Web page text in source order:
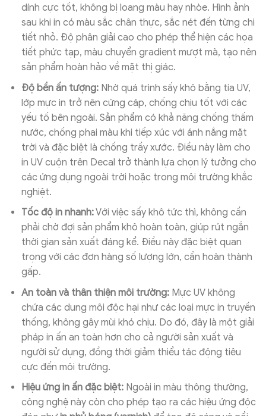
dính cực tốt, không bị loang màu hay nhòe. Hình ảnh
sau khi in có màu sắc chân thực, sắc nét đến từng chi
tiết nhỏ. Độ phân giải cao cho phép thể hiện các họa
tiết phức tạp, màu chuyển gradient mượt mà, tạo nên
sản phẩm hoàn hảo về mặt thị giác.
Độ bền ấn tượng:Nhờ quá trình sấy khô bằng tia UV,
lớp mực in trở nên cứng cáp, chống chịu tốt với các
yếu tố bên ngoài. Sản phẩm có khả năng chống thấm
nước, chống phai màu khi tiếp xúc với ánh nắng mặt
trời và đặc biệt là chống trầy xước. Điều này làm cho
in UV cuộn trên Decal trở thành lựa chọn lý tưởng cho
các ứng dụng ngoài trời hoặc trong môi trường khắc
nghiệt.
Tốc độ in nhanh:Với việc sấy khô tức thì, không cần
phải chờ đợi sản phẩm khô hoàn toàn, giúp rút ngắn
thời gian sản xuất đáng kể. Điều này đặc biệt quan
trọng với các đơn hàng số lượng lớn, cần hoàn thành
gấp.
An toàn và thân thiện môi trường:Mực UV không
chứa các dung môi độc hại như các loại mực in truyền
thống, không gây mùi khó chịu. Do đó, đây là một giải
pháp in ấn an toàn hơn cho cả người sản xuất và
người sử dụng, đồng thời giảm thiểu tác động tiêu
cực đến môi trường.
Hiệu ứng in ấn đặc biệt:Ngoài in màu thông thường,
công nghệ này còn cho phép tạo ra các hiệu ứng độc